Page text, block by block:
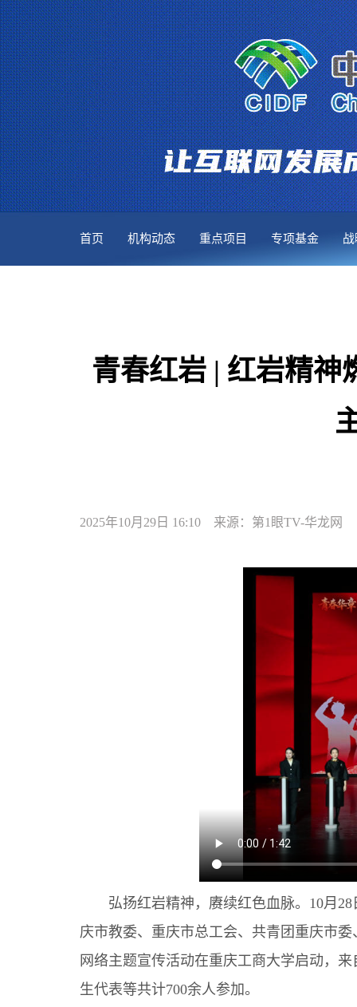
首页 机构动态 重点项目 专项基金
青春红岩 | 红岩精神
2025年10月29日 16:10 来源：第1眼TV-华龙网
弘扬红岩精神，赓续红色血脉。10月28
庆市教委、重庆市总工会、共青团重庆市
网络主题宣传活动在重庆工商大学启动，
生代表等共计700余人参加。